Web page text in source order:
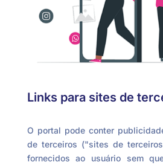
Links para sites de
O portal pode conter
de terceiros ("sites de
fornecidos ao usuário sem